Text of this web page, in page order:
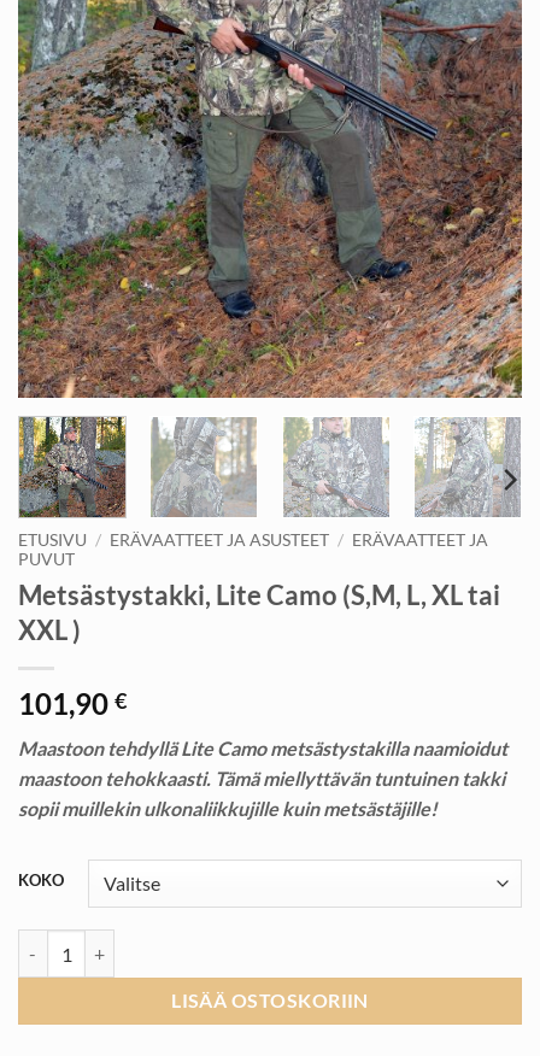
ETUSIVU / ERÄVAATTEET JA ASUSTEET / ERÄVAATTEET JA
PUVUT
Metsästystakki, Lite Camo (S,M, L, XL tai
XXL )
101,90 €
Maastoon tehdyllä Lite Camo metsästystakilla naamioidut
maastoon tehokkaasti. Tämä miellyttävän tuntuinen takki
sopii muillekin ulkonaliikkujille kuin metsästäjille!
KOKO
LISÄÄ OSTOSKORIIN